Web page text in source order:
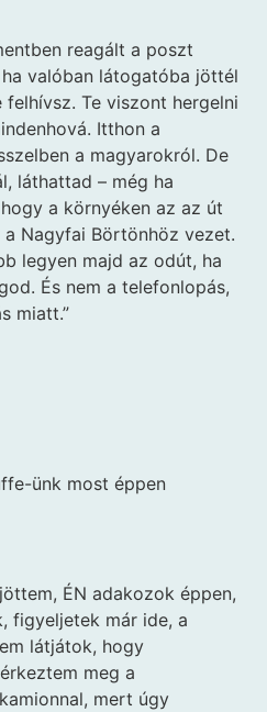
reagált a poszt
ha valóban látogatóba jöttél
Te viszont hergelni
Itthon a
a magyarokról. De
láthattad – még ha
a környéken az az út
Nagyfai Börtönhöz vezet.
legyen majd az odút, ha
És nem a telefonlopás,
miatt.”
ünk most éppen
ÉN adakozok éppen,
figyeljetek már ide, a
látjátok, hogy
meg a
mert úgy